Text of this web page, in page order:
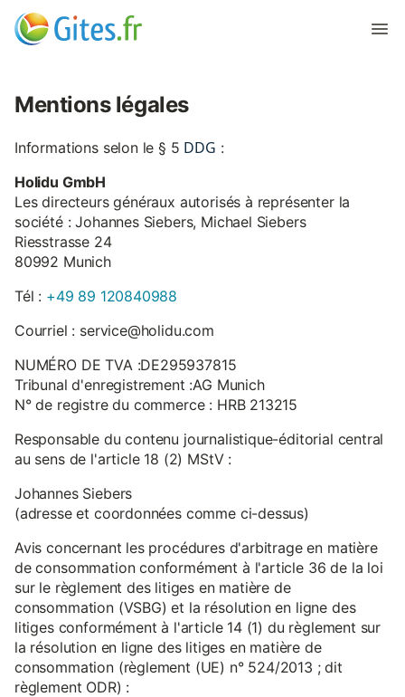
Mentions légales
Informations selon le § 5 DDG :
Holidu GmbH
Les directeurs généraux autorisés à représenter la
société : Johannes Siebers, Michael Siebers
Riesstrasse 24
80992 Munich
Tél : +49 89 120840988
Courriel : service@holidu.com
NUMÉRO DE TVA :DE295937815
Tribunal d'enregistrement :AG Munich
N° de registre du commerce : HRB 213215
Responsable du contenu journalistique-éditorial central
au sens de l'article 18 (2) MStV :
Johannes Siebers
(adresse et coordonnées comme ci-dessus)
Avis concernant les procédures d'arbitrage en matière
de consommation conformément à l'article 36 de la loi
sur le règlement des litiges en matière de
consommation (VSBG) et la résolution en ligne des
litiges conformément à l'article 14 (1) du règlement sur
la résolution en ligne des litiges en matière de
consommation (règlement (UE) n° 524/2013 ; dit
règlement ODR) :